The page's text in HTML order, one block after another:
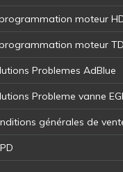
moteur
moteur
Problemes AdBlue
Probleme vanne
générales de